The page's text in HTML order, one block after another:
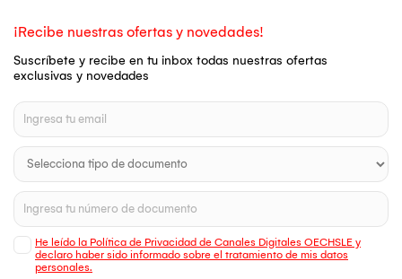
¡Recibe nuestras ofertas y novedades!
Suscríbete y recibe en tu inbox todas nuestras ofertas
exclusivas y novedades
He leído la Política de Privacidad de Canales Digitales OECHSLE y
declaro haber sido informado sobre el tratamiento de mis datos
personales.